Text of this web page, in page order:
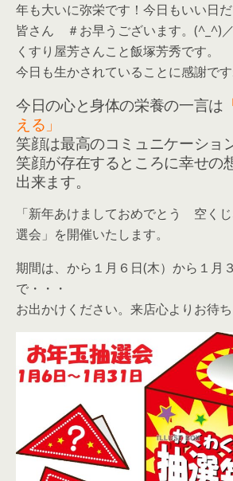
年も大いに弥栄です！今日もいい日だ
皆さん ＃お早うございます。(^_^)
くすり屋芳さんこと飯塚芳秀です。
今日も生かされていることに感謝です
今日の心と身体の栄養の一言は
える」
笑顔は最高のコミュニケーショ
笑顔が存在するところに幸せの
出来ます。
「新年あけましておめでとう 空く
選会」を開催いたします。
期間は、から１月６日(木）から１月
で・・・
お出かけください。来店心よりお待ち